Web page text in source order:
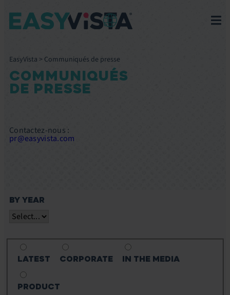
EasyVista > Communiqués de presse
COMMUNIQUÉS
DE PRESSE
Contactez-nous :
pr@easyvista.com
BY YEAR
LATEST CORPORATE IN THE MEDIA
PRODUCT